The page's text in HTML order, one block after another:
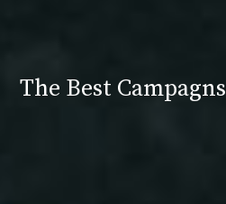
The Best Campagns